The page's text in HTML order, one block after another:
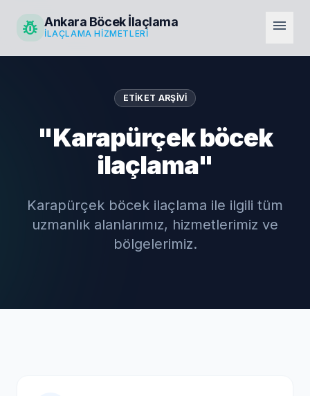
pest_control Ankara Böcek İlaçlama
İLAÇLAMA HIZMETLERI menu
ETIKET ARŞIVI
"Karapürçek böcek
ilaçlama"
Karapürçek böcek ilaçlama ile ilgili tüm
uzmanlık alanlarımız, hizmetlerimiz ve
bölgelerimiz.